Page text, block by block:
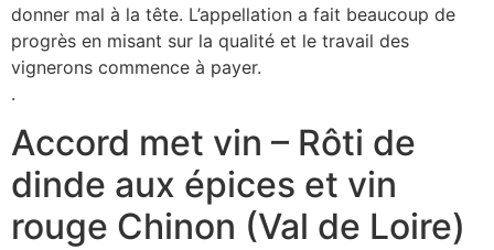
donner mal à la tête. L’appellation a fait beaucoup de
progrès en misant sur la qualité et le travail des
vignerons commence à payer.
.
Accord met vin – Rôti de
dinde aux épices et vin
rouge Chinon (Val de Loire)